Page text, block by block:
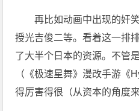
再比如动画中出现的奸
授光吉俊二等。看着这一排
了大半个日本的资源。不管
（《极速星舞》漫改手游《
得厉害得很（从资本的角度来